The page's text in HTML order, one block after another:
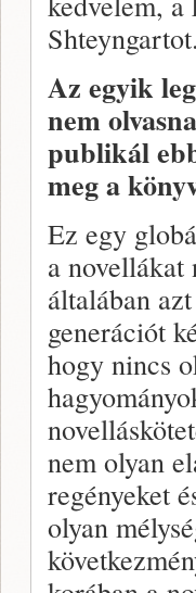
Shteyngartot.
Az egyik
nem
publikál
meg a
Ez egy
a novellákat
általában
generációt
hogy nincs
nem olyan
regényeket
olyan